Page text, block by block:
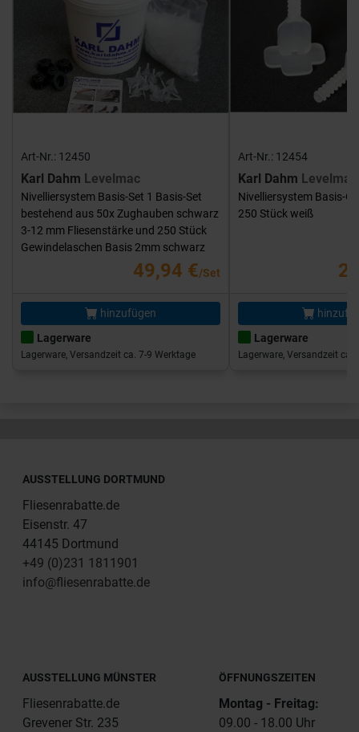
Art-Nr.: 12450
Karl Dahm Levelmac
Nivelliersystem Basis-Set 1 Basis-Set
bestehend aus 50x Zughauben schwarz
3-12 mm Fliesenstärke und 250 Stück
Gewindelaschen Basis 2mm schwarz
49,94 €/Set
hinzufügen
Lagerware
Lagerware, Versandzeit ca. 7-9 Werktage
Art-Nr.: 12454
Karl Dahm Levelmac
Nivelliersystem Basis-
250 Stück weiß
Lagerware
Lagerware, Versandzeit ca.
AUSSTELLUNG DORTMUND
Fliesenrabatte.de
Eisenstr. 47
44145 Dortmund
+49 (0)231 1811901
info@fliesenrabatte.de
AUSSTELLUNG MÜNSTER
Fliesenrabatte.de
Grevener Str. 235
ÖFFNUNGSZEITEN
Montag - Freitag:
09.00 - 18.00 Uhr